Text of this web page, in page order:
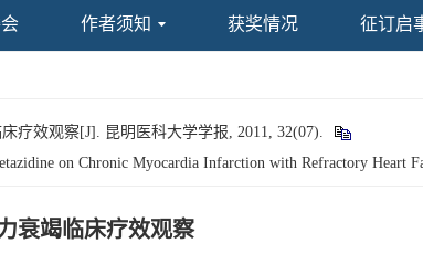
作者须知 获奖情况 征订启
疗效观察[J]. 昆明医科大学学报, 2011, 32(07).
on Chronic Myocardia Infarction with Refractory Heart
衰竭临床疗效观察